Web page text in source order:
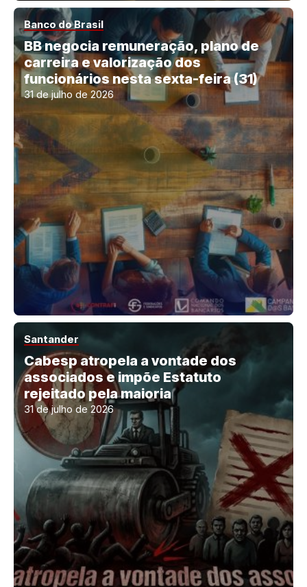
Banco do Brasil
BB negocia remuneração, plano de
carreira e valorização dos
funcionários nesta sexta-feira (31)
31 de julho de 2026
Santander
Cabesp atropela a vontade dos
associados e impõe Estatuto
rejeitado pela maioria
31 de julho de 2026